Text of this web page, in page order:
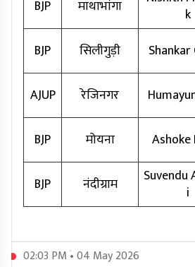
BJP माथाभांगा
k
BJP
सिलीगुड़ी Shankar
AJUP
रेजिनगर
BJP
मोयना Ashoke
BJP
नंदीग्राम
Suvendu
i
02:03 PM • 04 May 2026